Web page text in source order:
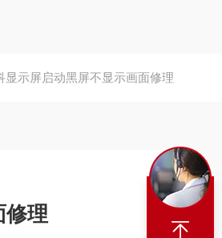
显示屏启动黑屏不显示画面修理
修理